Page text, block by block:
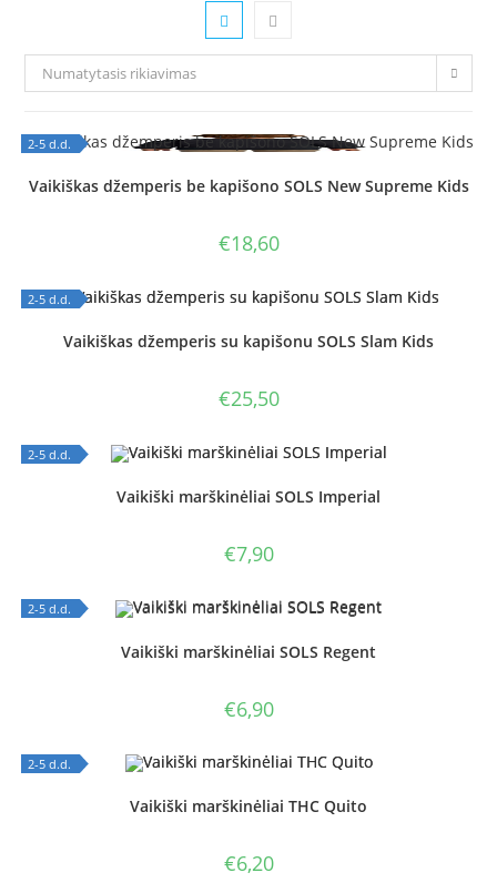
Numatytasis rikiavimas
2-5 d.d.
Vaikiškas džemperis be kapišono SOLS New Supreme Kids
€18,60
2-5 d.d.
Vaikiškas džemperis su kapišonu SOLS Slam Kids
€25,50
2-5 d.d.
Vaikiški marškinėliai SOLS Imperial
€7,90
2-5 d.d.
Vaikiški marškinėliai SOLS Regent
€6,90
2-5 d.d.
Vaikiški marškinėliai THC Quito
€6,20